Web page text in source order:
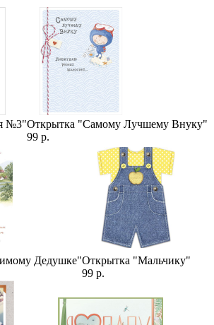
Цвета роз,Белые Розы,
Роза ,Роза Аваланж
№3"Открытка "Самому Лучшему Внуку"
99 р.
Дедушке"Открытка "Мальчику"
99 р.